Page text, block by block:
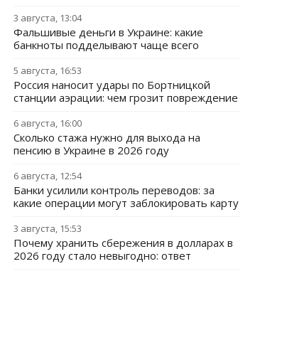
3 августа, 13:04
Фальшивые деньги в Украине: какие
банкноты подделывают чаще всего
5 августа, 16:53
Россия наносит удары по Бортницкой
станции аэрации: чем грозит повреждение
6 августа, 16:00
Сколько стажа нужно для выхода на
пенсию в Украине в 2026 году
6 августа, 12:54
Банки усилили контроль переводов: за
какие операции могут заблокировать карту
3 августа, 15:53
Почему хранить сбережения в долларах в
2026 году стало невыгодно: ответ